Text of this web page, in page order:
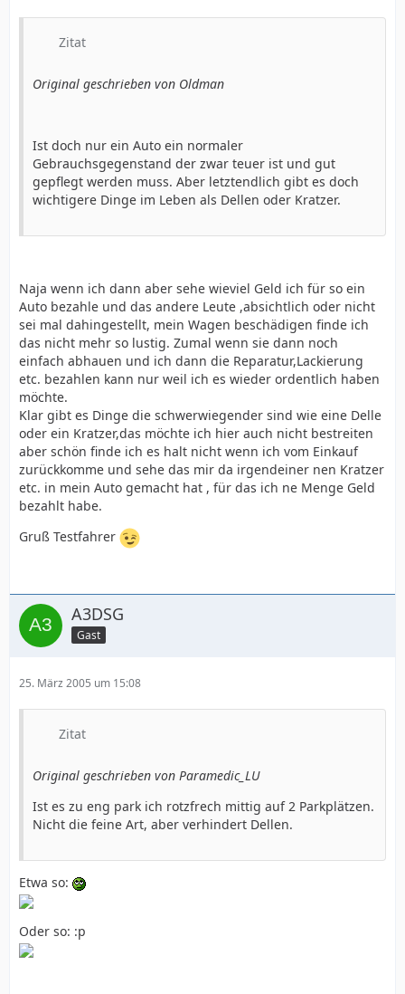
Zitat
Original geschrieben von Oldman
Ist doch nur ein Auto ein normaler
Gebrauchsgegenstand der zwar teuer ist und gut
gepflegt werden muss. Aber letztendlich gibt es doch
wichtigere Dinge im Leben als Dellen oder Kratzer.
Naja wenn ich dann aber sehe wieviel Geld ich für so ein
Auto bezahle und das andere Leute ,absichtlich oder nicht
sei mal dahingestellt, mein Wagen beschädigen finde ich
das nicht mehr so lustig. Zumal wenn sie dann noch
einfach abhauen und ich dann die Reparatur,Lackierung
etc. bezahlen kann nur weil ich es wieder ordentlich haben
möchte.
Klar gibt es Dinge die schwerwiegender sind wie eine Delle
oder ein Kratzer,das möchte ich hier auch nicht bestreiten
aber schön finde ich es halt nicht wenn ich vom Einkauf
zurückkomme und sehe das mir da irgendeiner nen Kratzer
etc. in mein Auto gemacht hat , für das ich ne Menge Geld
bezahlt habe.
Gruß Testfahrer
A3DSG
Gast
25. März 2005 um 15:08
Zitat
Original geschrieben von Paramedic_LU
Ist es zu eng park ich rotzfrech mittig auf 2 Parkplätzen.
Nicht die feine Art, aber verhindert Dellen.
Etwa so:
Oder so: :p